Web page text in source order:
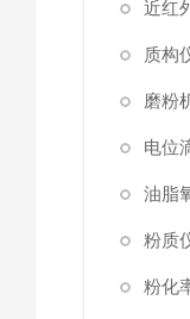
近红
质构
磨粉
电位
油脂
粉质
粉化